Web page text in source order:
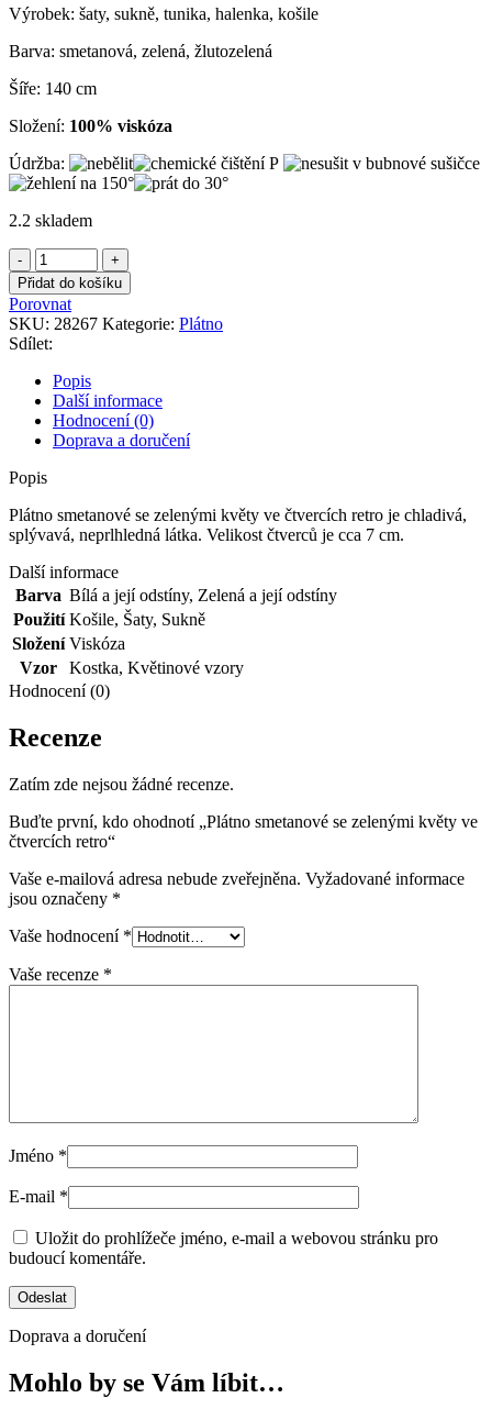
Výrobek: šaty, sukně, tunika, halenka, košile
Barva: smetanová, zelená, žlutozelená
Šíře: 140 cm
Složení: 100% viskóza
Údržba:
2.2 skladem
Plátno
smetanové
se
zelenými
květy
ve
čtvercích
retro
množství
Přidat do košíku
Porovnat
SKU: 28267 Kategorie: Plátno
Sdílet:
Popis
Další informace
Hodnocení (0)
Doprava a doručení
Popis
Plátno smetanové se zelenými květy ve čtvercích retro je chladivá,
splývavá, neprlhledná látka. Velikost čtverců je cca 7 cm.
Další informace
Barva Bílá a její odstíny, Zelená a její odstíny
Použití Košile, Šaty, Sukně
Složení Viskóza
Vzor
Kostka, Květinové vzory
Hodnocení (0)
Recenze
Zatím zde nejsou žádné recenze.
Buďte první, kdo ohodnotí „Plátno smetanové se zelenými květy ve
čtvercích retro“
Vaše e-mailová adresa nebude zveřejněna. Vyžadované informace
jsou označeny *
Vaše hodnocení *
Vaše recenze *
Jméno *
E-mail *
Uložit do prohlížeče jméno, e-mail a webovou stránku pro
budoucí komentáře.
Doprava a doručení
Mohlo by se Vám líbit…